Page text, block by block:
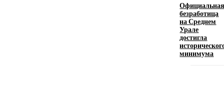
Девушка в бокале: легендарный номер бурлеска
безработица
на Среднем
Урале
достигла
минимума